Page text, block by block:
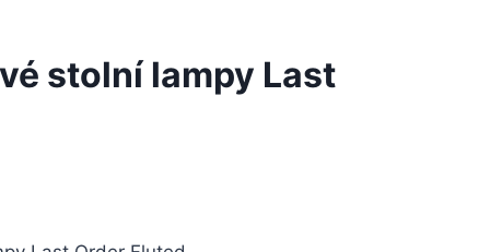
stolní lampy Last